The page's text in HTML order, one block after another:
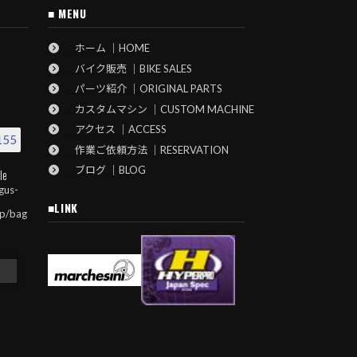
bag
■ MENU
ホーム ｜HOME
バイク販売 ｜BIKE SALES
パーツ紹介 ｜ORIGINAL PARTS
カスタムマシン ｜CUSTOM MACHINE
アクセス ｜ACCESS
作業ご依頼方法 ｜RESERVATION
ブログ ｜BLOG
■LINK